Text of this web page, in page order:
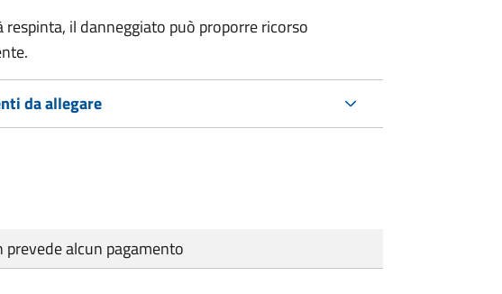
il danneggiato può proporre ricorso
da allegare
alcun pagamento